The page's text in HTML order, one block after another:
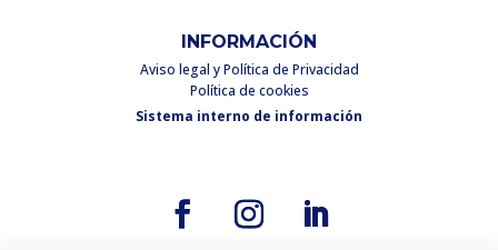
INFORMACIÓN
Aviso legal y Política de Privacidad
Política de cookies
Sistema interno de información